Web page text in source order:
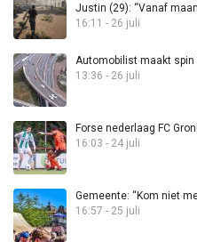
Justin (29): “Vanaf
16:11 - 26 juli
Automobilist maakt spin
13:36 - 26 juli
Forse nederlaag FC
16:03 - 24 juli
Gemeente: “Kom niet
16:57 - 25 juli